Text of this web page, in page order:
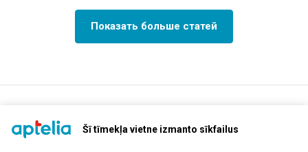
Šī tīmekļa vietne izmanto sīkfailus
Показать больше статей